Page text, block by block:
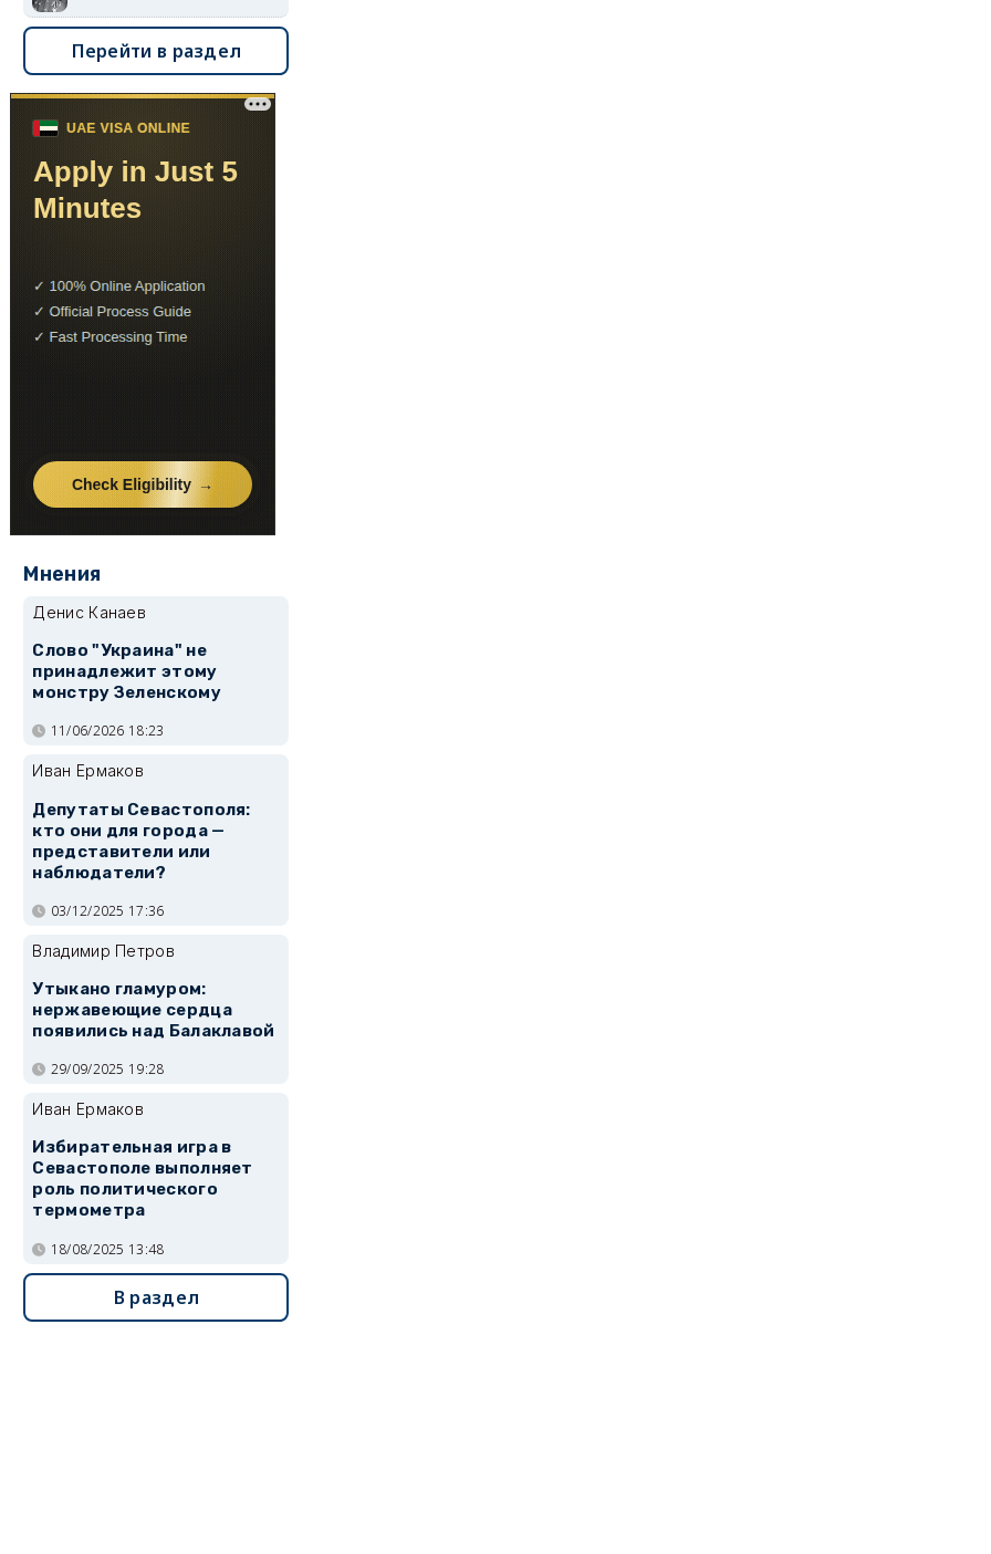
Перейти в раздел
Мнения
Денис Канаев
Слово "Украина" не
принадлежит этому
монстру Зеленскому
11/06/2026 18:23
Иван Ермаков
Депутаты Севастополя:
кто они для города —
представители или
наблюдатели?
03/12/2025 17:36
Владимир Петров
Утыкано гламуром:
нержавеющие сердца
появились над Балаклавой
29/09/2025 19:28
Иван Ермаков
Избирательная игра в
Севастополе выполняет
роль политического
термометра
18/08/2025 13:48
В раздел